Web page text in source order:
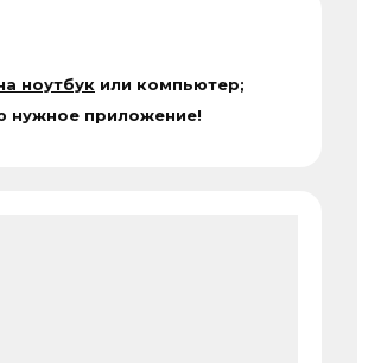
ноутбук или компьютер;
нужное приложение!